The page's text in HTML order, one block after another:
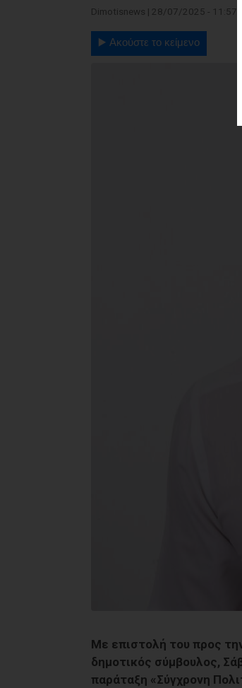
Dimotisnews | 28/07/2025 - 11:57
▶️ Ακούστε το κείμενο
Με επιστολή του προς
δημοτικός σύμβουλος,
παράταξη «Σύγχρονη